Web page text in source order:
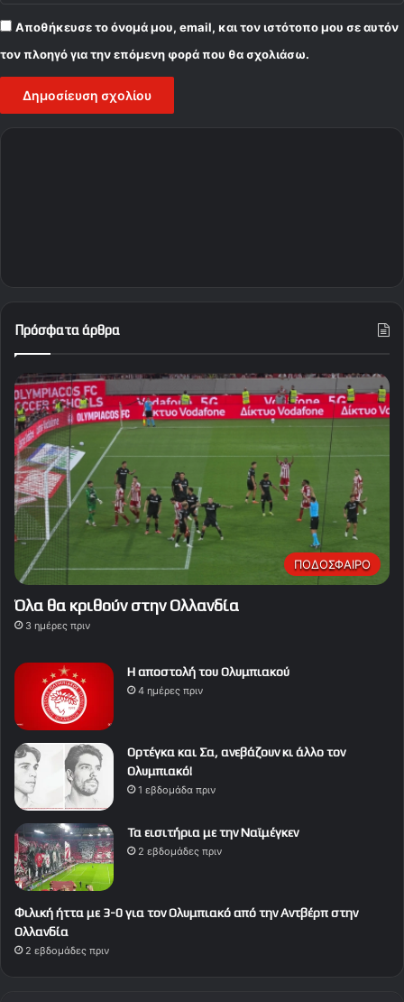
Αποθήκευσε το όνομά μου, email, και τον ιστότοπο μου σε αυτόν
τον πλοηγό για την επόμενη φορά που θα σχολιάσω.
Πρόσφατα άρθρα
ΠΟΔΟΣΦΑΙΡΟ
Όλα θα κριθούν στην Ολλανδία
3 ημέρες πριν
Η αποστολή του Ολυμπιακού
4 ημέρες πριν
Ορτέγκα και Σα, ανεβάζουν κι άλλο τον
Ολυμπιακό!
1 εβδομάδα πριν
Τα εισιτήρια με την Ναϊμέγκεν
2 εβδομάδες πριν
Φιλική ήττα με 3-0 για τον Ολυμπιακό από την Αντβέρπ στην
Ολλανδία
2 εβδομάδες πριν